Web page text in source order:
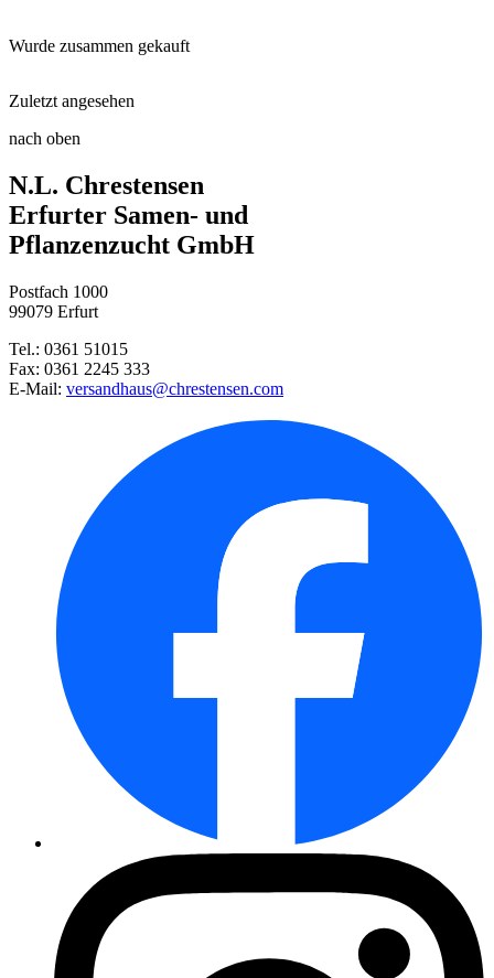
Kunststofftöpfe
Wurde zusammen gekauft
Wunderblume Mischung
Balkonschmuck-Mischung
Gänsekresse
Bergbohnenkraut
Balkonpetunien Hängende Mischu ...
Hainblume 5 Spot
Oregano Classico
Pflücksalat Fitness Mix - Saat ...
Islandmohn Monarch-Strain-Mix
Zuletzt angesehen
Griechischer Oregano
nach oben
N.L. Chrestensen
Erfurter Samen- und
Pflanzenzucht GmbH
Postfach 1000
99079 Erfurt
Tel.: 0361 51015
Fax: 0361 2245 333
E-Mail: versandhaus@chrestensen.com